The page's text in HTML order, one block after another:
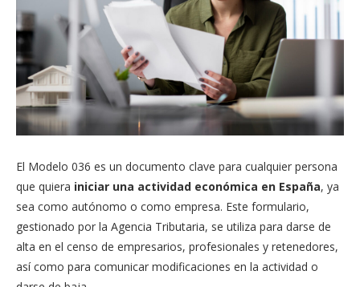
El Modelo 036 es un documento clave para cualquier persona
que quiera iniciar una actividad económica en España, ya
sea como autónomo o como empresa. Este formulario,
gestionado por la Agencia Tributaria, se utiliza para darse de
alta en el censo de empresarios, profesionales y retenedores,
así como para comunicar modificaciones en la actividad o